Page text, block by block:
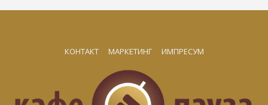
КОНТАКТ МАРКЕТИНГ ИМПРЕСУМ